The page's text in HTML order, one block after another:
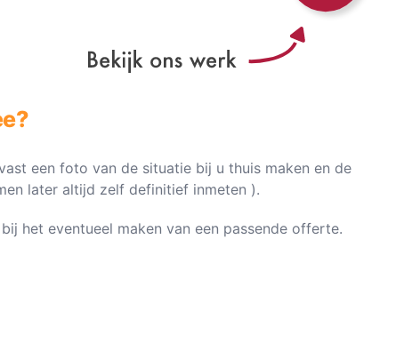
een foto van de situatie bij u thuis maken en de
later altijd zelf definitief inmeten ).
het eventueel maken van een passende offerte.